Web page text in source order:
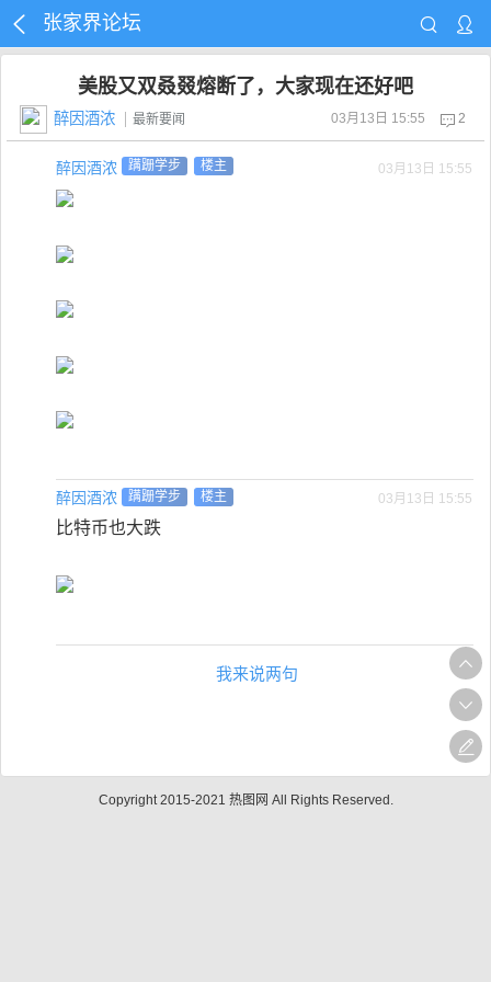
张家界论坛
美股又双叒叕熔断了，大家现在还好吧
醉因酒浓 最新要闻 03月13日 15:55 2
醉因酒浓 蹒跚学步 楼主 03月13日 15:55
醉因酒浓 蹒跚学步 楼主 03月13日 15:55
比特币也大跌
我来说两句
Copyright 2015-2021 热图网 All Rights Reserved.